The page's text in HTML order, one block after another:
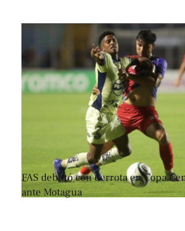
FAS debutó con derrota en Copa
ante Motagua